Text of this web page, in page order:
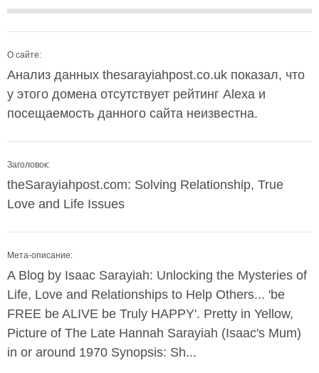
О сайте:
Анализ данных thesarayiahpost.co.uk показал, что
у этого домена отсутствует рейтинг Alexa и
посещаемость данного сайта неизвестна.
Заголовок:
theSarayiahpost.com: Solving Relationship, True
Love and Life Issues
Мета-описание:
A Blog by Isaac Sarayiah: Unlocking the Mysteries of
Life, Love and Relationships to Help Others... 'be
FREE be ALIVE be Truly HAPPY'. Pretty in Yellow,
Picture of The Late Hannah Sarayiah (Isaac's Mum)
in or around 1970 Synopsis: Sh...